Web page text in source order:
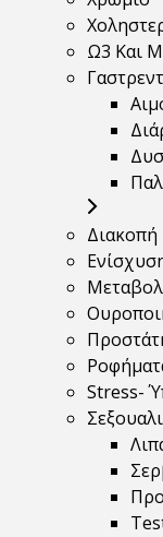
Ω3 Και
Διακοπή
Stress-